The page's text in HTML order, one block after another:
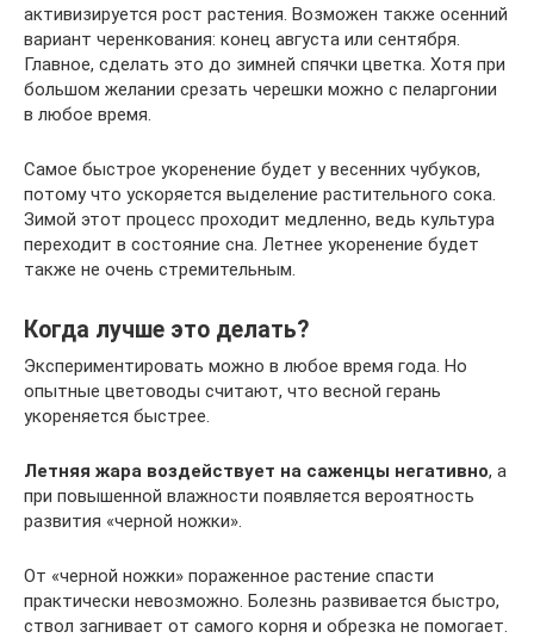
активизируется рост растения. Возможен также осенний
вариант черенкования: конец августа или сентября.
Главное, сделать это до зимней спячки цветка. Хотя при
большом желании срезать черешки можно с пеларгонии
в любое время.
Самое быстрое укоренение будет у весенних чубуков,
потому что ускоряется выделение растительного сока.
Зимой этот процесс проходит медленно, ведь культура
переходит в состояние сна. Летнее укоренение будет
также не очень стремительным.
Когда лучше это делать?
Экспериментировать можно в любое время года. Но
опытные цветоводы считают, что весной герань
укореняется быстрее.
Летняя жара воздействует на саженцы негативно, а
при повышенной влажности появляется вероятность
развития «черной ножки».
От «черной ножки» пораженное растение спасти
практически невозможно. Болезнь развивается быстро,
ствол загнивает от самого корня и обрезка не помогает.